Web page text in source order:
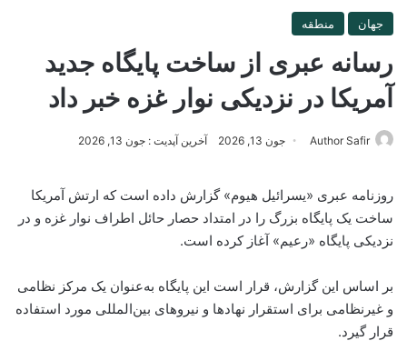
جهان منطقه
رسانه عبری از ساخت پایگاه جدید
آمریکا در نزدیکی نوار غزه خبر داد
Author Safir جون 13, 2026 آخرین آپدیت : جون 13, 2026
روزنامه عبری «یسرائیل هیوم» گزارش داده است که ارتش آمریکا
ساخت یک پایگاه بزرگ را در امتداد حصار حائل اطراف نوار غزه و در
نزدیکی پایگاه «رعیم» آغاز کرده است.
بر اساس این گزارش، قرار است این پایگاه به‌عنوان یک مرکز نظامی
و غیرنظامی برای استقرار نهادها و نیروهای بین‌المللی مورد استفاده
قرار گیرد.